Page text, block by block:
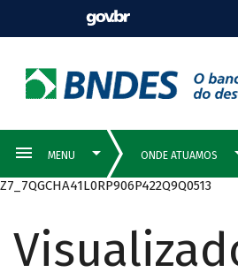
Z7_7QGCHA41L0RP906P422Q9Q0513